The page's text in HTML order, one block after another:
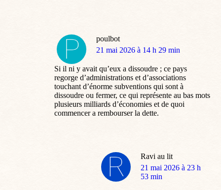
poulbot
dit
21 mai 2026 à 14 h 29 min
Si il ni y avait qu’eux a dissoudre ; ce pays
regorge d’administrations et d’associations
touchant d’énorme subventions qui sont à
dissoudre ou fermer, ce qui représente au bas mots
plusieurs milliards d’économies et de quoi
commencer a rembourser la dette.
Ravi au lit
dit
:
21 mai 2026 à 23 h
53 min